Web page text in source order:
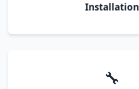
Installation
🔧